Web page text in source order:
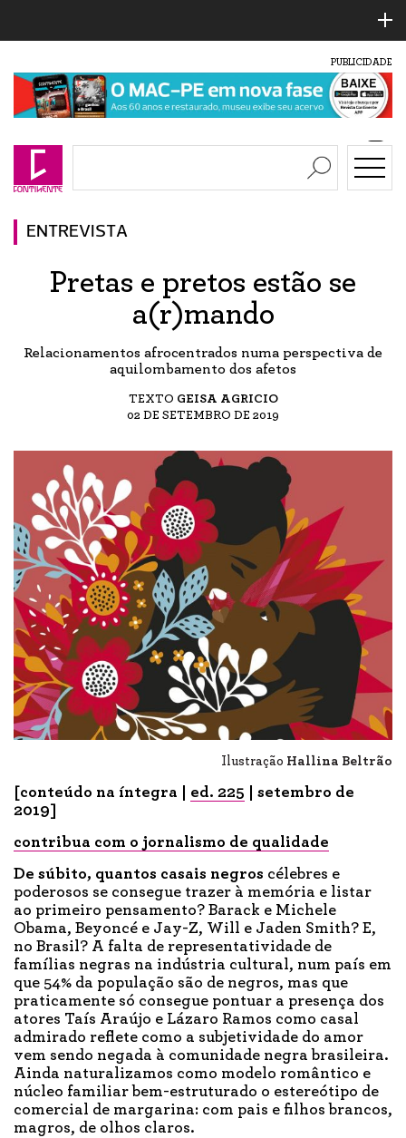
PUBLICIDADE
ENTREVISTA
Pretas e pretos estão se
a(r)mando
Relacionamentos afrocentrados numa perspectiva de
aquilombamento dos afetos
TEXTO GEISA AGRICIO
02 DE SETEMBRO DE 2019
Ilustração Hallina Beltrão
[conteúdo na íntegra | ed. 225 | setembro de
2019]
contribua com o jornalismo de qualidade
De súbito, quantos casais negros célebres e
poderosos se consegue trazer à memória e listar
ao primeiro pensamento? Barack e Michele
Obama, Beyoncé e Jay-Z, Will e Jaden Smith? E,
no Brasil? A falta de representatividade de
famílias negras na indústria cultural, num país em
que 54% da população são de negros, mas que
praticamente só consegue pontuar a presença dos
atores Taís Araújo e Lázaro Ramos como casal
admirado reflete como a subjetividade do amor
vem sendo negada à comunidade negra brasileira.
Ainda naturalizamos como modelo romântico e
núcleo familiar bem-estruturado o estereótipo de
comercial de margarina: com pais e filhos brancos,
magros, de olhos claros.